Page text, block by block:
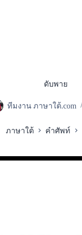
ดับพาย
ทีมงาน ภาษาใต้.com
ภาษาใต้ คำศัพท์